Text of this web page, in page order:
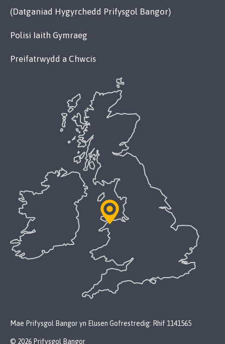
(Datganiad Hygyrchedd Prifysgol Bangor)
Polisi Iaith Gymraeg
Preifatrwydd a Chwcis
Mae Prifysgol Bangor yn Elusen Gofrestredig: Rhif 1141565
© 2026 Prifysgol Bangor